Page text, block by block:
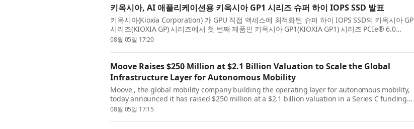
키옥시아, AI 애플리케이션용 키옥시아 GP1 시리즈 슈퍼 하이 IOPS SSD 발표
키옥시아(Kioxia Corporation) 가 GPU 직접 액세스에 최적화된 슈퍼 하이 IOPS SSD의 키옥시아 GP
시리즈(KIOXIA GP) 시리즈에서 첫 번째 제품인 키옥시아 GP1(KIOXIA GP1) 시리즈 PCIe® 6.0
NVMe™ SSD를 발표했다. 올해 초에 소개된 키옥시아 GP 시리즈 기술을 기반...
08월 05일 17:20
Moove Raises $250 Million at $2.1 Billion Valuation to Scale the Global
Infrastructure Layer for Autonomous Mobility
Moove , the global mobility company building the operating layer for autonomous mobility,
today announced it has raised $250 million at a $2.1 billion valuation in a Series C funding
round led by Mubadala Investment Company and co-led by Woven Cap...
08월 05일 17:15